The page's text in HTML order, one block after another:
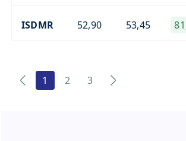
ISDMR 52,90 53,45
1 2 3